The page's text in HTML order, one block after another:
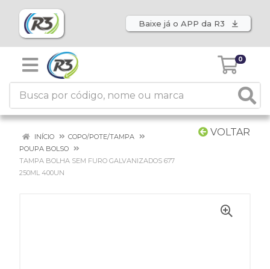
Baixe já o APP da R3
0
VOLTAR
INÍCIO
COPO/POTE/TAMPA
POUPA BOLSO
TAMPA BOLHA SEM FURO GALVANIZADOS 677
250ML 400UN